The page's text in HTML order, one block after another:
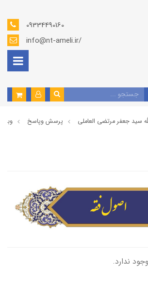
09334490160
info@nt-ameli.ir/
سید جعفر مرتضی العاملی پرسش وپاسخ
ندارد.